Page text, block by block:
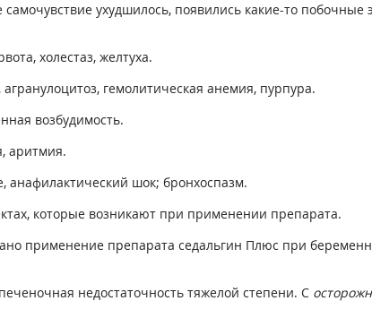
ухудшилось, появились какие-то побочные
холестаз, желтуха.
гемолитическая анемия, пурпура.
возбудимость.
аритмия.
анафилактический шок; бронхоспазм.
которые возникают при применении препарата.
применение препарата седальгин Плюс при
недостаточность тяжелой степени. С